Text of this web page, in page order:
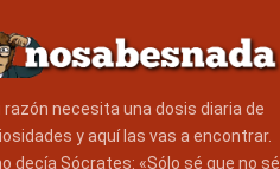
razón necesita una dosis diaria de
y aquí las vas a encontrar.
decía Sócrates: «Sólo sé que no sé